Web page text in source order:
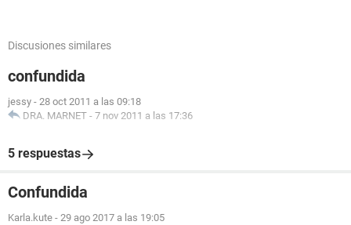
Discusiones similares
confundida
jessy - 28 oct 2011 a las 09:18
DRA. MARNET - 7 nov 2011 a las 17:36
5 respuestas
Confundida
Karla.kute - 29 ago 2017 a las 19:05